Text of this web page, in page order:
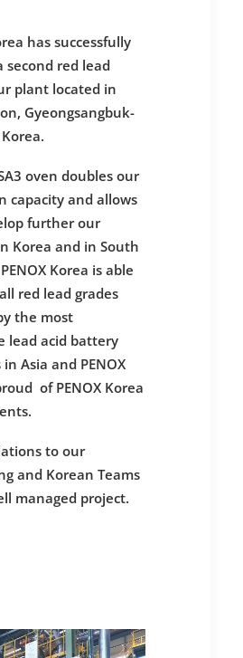
has successfully
second red lead
plant located in
, Gyeongsangbuk-
oven doubles our
capacity and allows
further our
Korea and in South
Korea is able
red lead grades
the most
lead acid battery
Asia and PENOX
of PENOX Korea
to our
and Korean Teams
managed project.